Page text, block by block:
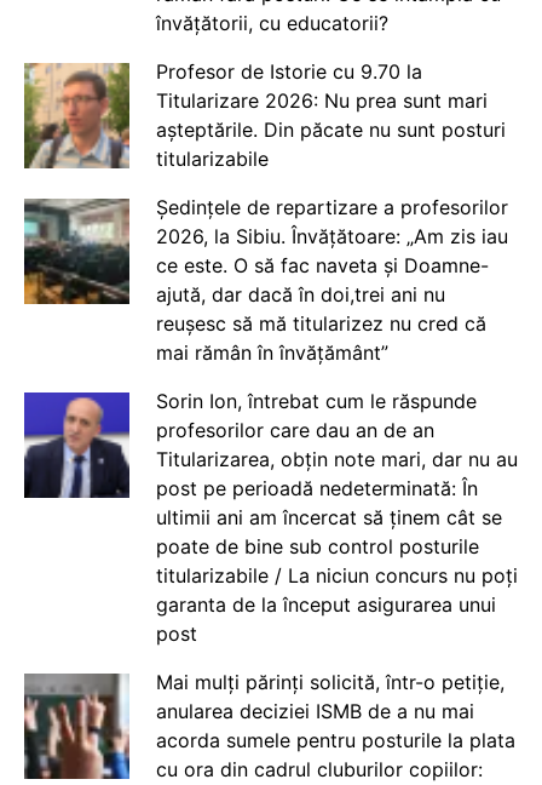
învățătorii, cu educatorii?
Profesor de Istorie cu 9.70 la
Titularizare 2026: Nu prea sunt mari
așteptările. Din păcate nu sunt posturi
titularizabile
Ședințele de repartizare a profesorilor
2026, la Sibiu. Învățătoare: „Am zis iau
ce este. O să fac naveta și Doamne-
ajută, dar dacă în doi,trei ani nu
reușesc să mă titularizez nu cred că
mai rămân în învățământ”
Sorin Ion, întrebat cum le răspunde
profesorilor care dau an de an
Titularizarea, obțin note mari, dar nu au
post pe perioadă nedeterminată: În
ultimii ani am încercat să ținem cât se
poate de bine sub control posturile
titularizabile / La niciun concurs nu poți
garanta de la început asigurarea unui
post
Mai mulți părinți solicită, într-o petiție,
anularea deciziei ISMB de a nu mai
acorda sumele pentru posturile la plata
cu ora din cadrul cluburilor copiilor: